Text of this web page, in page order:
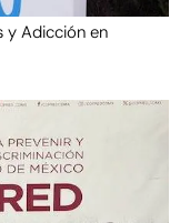
y Adicción en